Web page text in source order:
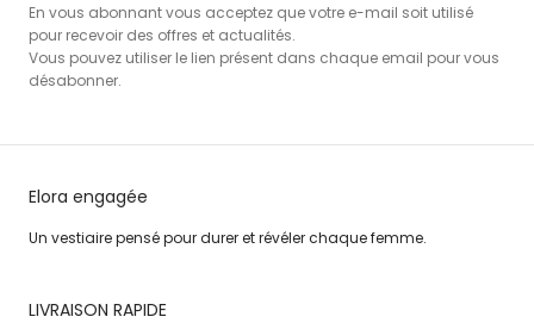
En vous abonnant vous acceptez que votre e-mail soit utilisé
pour recevoir des offres et actualités.
Vous pouvez utiliser le lien présent dans chaque email pour vous
désabonner.
Elora engagée
Un vestiaire pensé pour durer et révéler chaque femme.
LIVRAISON RAPIDE